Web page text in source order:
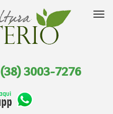
(38) 3003-7276